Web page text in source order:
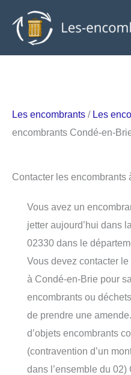
contenu
Les encombrants / Les
encombrants Condé-en-
Contacter les
Vous avez un
jetter aujourd’hui dans
02330 dans le
Vous devez contacter
à Condé-en-Brie pour
encombrants ou
de prendre une
d’objets encombrants
(contravention d’un
dans l’ensemble du